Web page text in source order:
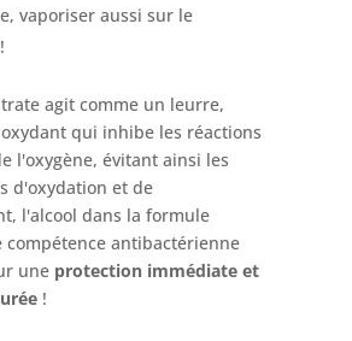
vaporiser aussi sur le
agit comme un leurre,
qui inhibe les réactions
l'oxygène, évitant ainsi les
d'oxydation et de
l'alcool dans la formule
compétence antibactérienne
une protection immédiate et
!